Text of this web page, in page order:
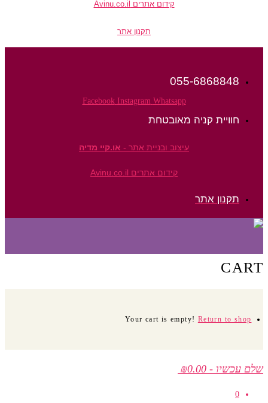
קידום אתרים Avinu.co.il
תקנון אתר
055-6868848
Facebook Instagram Whatsapp
חוויית קניה מאובטחת
עיצוב ובניית אתר -או.קיי מדיה
קידום אתרים Avinu.co.il
תקנון אתר
CART
Your cart is empty!Return to shop
שלם עכשיו -
₪0.00
0